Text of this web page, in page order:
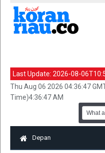
Last Update: 2026-08-
Thu Aug 06 2026 04:36:47
Time)4:36:47 AM
Depan